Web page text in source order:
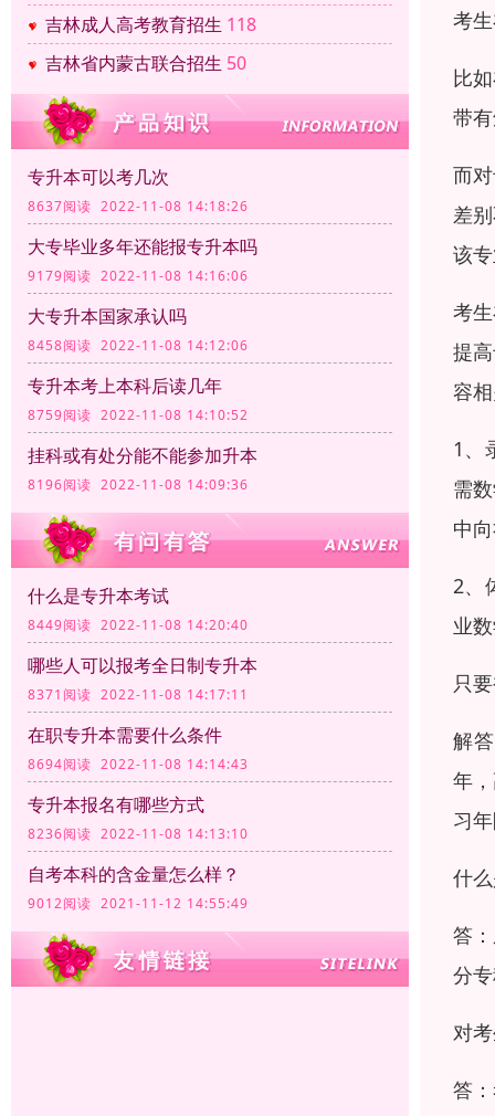
吉林成人高考教育招生 118
吉林省内蒙古联合招生 50
专升本可以考几次
8637阅读 2022-11-08 14:18:26
大专毕业多年还能报专升本吗
9179阅读 2022-11-08 14:16:06
大专升本国家承认吗
8458阅读 2022-11-08 14:12:06
专升本考上本科后读几年
8759阅读 2022-11-08 14:10:52
挂科或有处分能不能参加升本
8196阅读 2022-11-08 14:09:36
什么是专升本考试
8449阅读 2022-11-08 14:20:40
哪些人可以报考全日制专升本
8371阅读 2022-11-08 14:17:11
在职专升本需要什么条件
8694阅读 2022-11-08 14:14:43
专升本报名有哪些方式
8236阅读 2022-11-08 14:13:10
自考本科的含金量怎么样？
9012阅读 2021-11-12 14:55:49
考
比
带
而
差
该
考
提
容
1、
需
中
2、
业
只
解
年
习
什
答
分
对
答